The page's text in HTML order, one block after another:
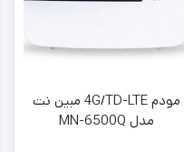
مودم 4G/TD-LTE مبین نت
مدل MN-6500Q